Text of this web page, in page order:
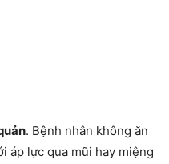
. Bệnh nhân không ăn
áp lực qua mũi hay miệng